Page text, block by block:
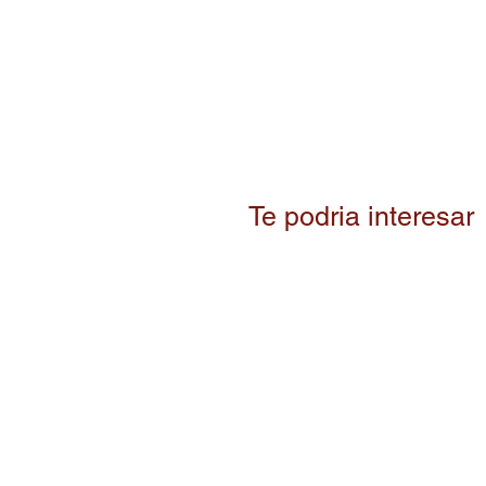
Te podria interesar